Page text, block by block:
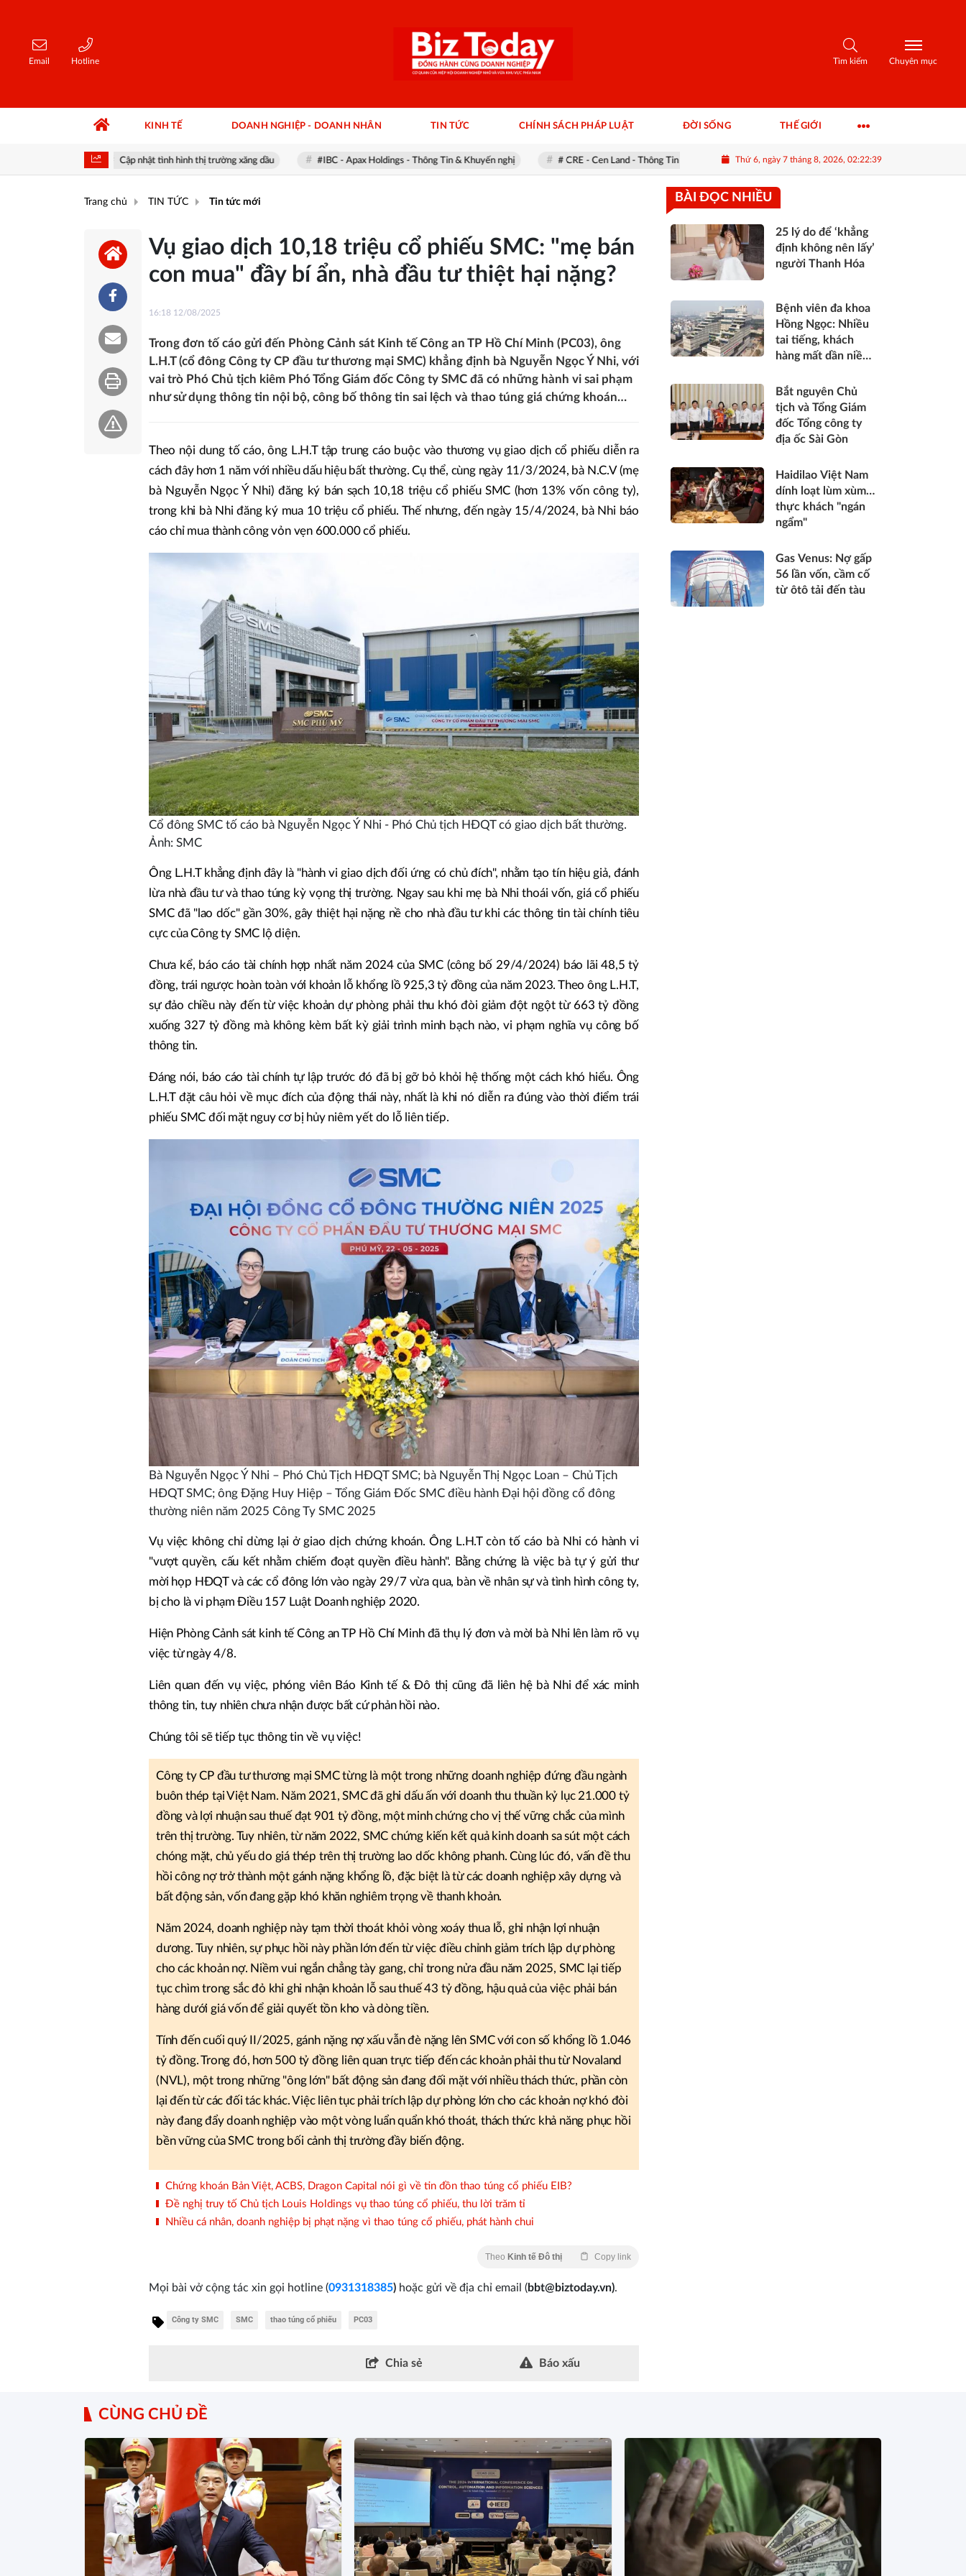
Email Hotline Tìm kiếm Chuyên mục
KINH TẾ DOANH NGHIỆP - DOANH NHÂN TIN TỨC CHÍNH SÁCH PHÁP LUẬT ĐỜI SỐNG THẾ GIỚI
Cập nhật tình hình thị trường xăng dầu #IBC - Apax Holdings - Thông Tin & Khuyến nghị # CRE - Cen Land - Thông Tin & Khuyến nghị #ROS - Thông tin FLC & khuyến nghị cổ phiếu ROS
Thứ 6, ngày 7 tháng 8, 2026, 02:22:40
Trang chủ TIN TỨC Tin tức mới
Vụ giao dịch 10,18 triệu cổ phiếu SMC: "mẹ bán
con mua" đầy bí ẩn, nhà đầu tư thiệt hại nặng?
16:18 12/08/2025
Trong đơn tố cáo gửi đến Phòng Cảnh sát Kinh tế Công an TP Hồ Chí Minh (PC03), ông
L.H.T (cổ đông Công ty CP đầu tư thương mại SMC) khẳng định bà Nguyễn Ngọc Ý Nhi, với
vai trò Phó Chủ tịch kiêm Phó Tổng Giám đốc Công ty SMC đã có những hành vi sai phạm
như sử dụng thông tin nội bộ, công bố thông tin sai lệch và thao túng giá chứng khoán…
Theo nội dung tố cáo, ông L.H.T tập trung cáo buộc vào thương vụ giao dịch cổ phiếu diễn ra
cách đây hơn 1 năm với nhiều dấu hiệu bất thường. Cụ thể, cùng ngày 11/3/2024, bà N.C.V (mẹ
bà Nguyễn Ngọc Ý Nhi) đăng ký bán sạch 10,18 triệu cổ phiếu SMC (hơn 13% vốn công ty),
trong khi bà Nhi đăng ký mua 10 triệu cổ phiếu. Thế nhưng, đến ngày 15/4/2024, bà Nhi báo
cáo chỉ mua thành công vỏn vẹn 600.000 cổ phiếu.
Cổ đông SMC tố cáo bà Nguyễn Ngọc Ý Nhi - Phó Chủ tịch HĐQT có giao dịch bất thường.
Ảnh: SMC
Ông L.H.T khẳng định đây là "hành vi giao dịch đối ứng có chủ đích", nhằm tạo tín hiệu giả, đánh
lừa nhà đầu tư và thao túng kỳ vọng thị trường. Ngay sau khi mẹ bà Nhi thoái vốn, giá cổ phiếu
SMC đã "lao dốc" gần 30%, gây thiệt hại nặng nề cho nhà đầu tư khi các thông tin tài chính tiêu
cực của Công ty SMC lộ diện.
Chưa kể, báo cáo tài chính hợp nhất năm 2024 của SMC (công bố 29/4/2024) báo lãi 48,5 tỷ
đồng, trái ngược hoàn toàn với khoản lỗ khổng lồ 925,3 tỷ đồng của năm 2023. Theo ông L.H.T,
sự đảo chiều này đến từ việc khoản dự phòng phải thu khó đòi giảm đột ngột từ 663 tỷ đồng
xuống 327 tỷ đồng mà không kèm bất kỳ giải trình minh bạch nào, vi phạm nghĩa vụ công bố
thông tin.
Đáng nói, báo cáo tài chính tự lập trước đó đã bị gỡ bỏ khỏi hệ thống một cách khó hiểu. Ông
L.H.T đặt câu hỏi về mục đích của động thái này, nhất là khi nó diễn ra đúng vào thời điểm trái
phiếu SMC đối mặt nguy cơ bị hủy niêm yết do lỗ liên tiếp.
Bà Nguyễn Ngọc Ý Nhi – Phó Chủ Tịch HĐQT SMC; bà Nguyễn Thị Ngọc Loan – Chủ Tịch
HĐQT SMC; ông Đặng Huy Hiệp – Tổng Giám Đốc SMC điều hành Đại hội đồng cổ đông
thường niên năm 2025 Công Ty SMC 2025
Vụ việc không chỉ dừng lại ở giao dịch chứng khoán. Ông L.H.T còn tố cáo bà Nhi có hành vi
"vượt quyền, cấu kết nhằm chiếm đoạt quyền điều hành". Bằng chứng là việc bà tự ý gửi thư
mời họp HĐQT và các cổ đông lớn vào ngày 29/7 vừa qua, bàn về nhân sự và tình hình công ty,
bị cho là vi phạm Điều 157 Luật Doanh nghiệp 2020.
Hiện Phòng Cảnh sát kinh tế Công an TP Hồ Chí Minh đã thụ lý đơn và mời bà Nhi lên làm rõ vụ
việc từ ngày 4/8.
Liên quan đến vụ việc, phóng viên Báo Kinh tế & Đô thị cũng đã liên hệ bà Nhi để xác minh
thông tin, tuy nhiên chưa nhận được bất cứ phản hồi nào.
Chúng tôi sẽ tiếp tục thông tin về vụ việc!
Công ty CP đầu tư thương mại SMC từng là một trong những doanh nghiệp đứng đầu ngành
buôn thép tại Việt Nam. Năm 2021, SMC đã ghi dấu ấn với doanh thu thuần kỷ lục 21.000 tỷ
đồng và lợi nhuận sau thuế đạt 901 tỷ đồng, một minh chứng cho vị thế vững chắc của mình
trên thị trường. Tuy nhiên, từ năm 2022, SMC chứng kiến kết quả kinh doanh sa sút một cách
chóng mặt, chủ yếu do giá thép trên thị trường lao dốc không phanh. Cùng lúc đó, vấn đề thu
hồi công nợ trở thành một gánh nặng khổng lồ, đặc biệt là từ các doanh nghiệp xây dựng và
bất động sản, vốn đang gặp khó khăn nghiêm trọng về thanh khoản.
Năm 2024, doanh nghiệp này tạm thời thoát khỏi vòng xoáy thua lỗ, ghi nhận lợi nhuận
dương. Tuy nhiên, sự phục hồi này phần lớn đến từ việc điều chỉnh giảm trích lập dự phòng
cho các khoản nợ. Niềm vui ngắn chẳng tày gang, chỉ trong nửa đầu năm 2025, SMC lại tiếp
tục chìm trong sắc đỏ khi ghi nhận khoản lỗ sau thuế 43 tỷ đồng, hậu quả của việc phải bán
hàng dưới giá vốn để giải quyết tồn kho và dòng tiền.
Tính đến cuối quý II/2025, gánh nặng nợ xấu vẫn đè nặng lên SMC với con số khổng lồ 1.046
tỷ đồng. Trong đó, hơn 500 tỷ đồng liên quan trực tiếp đến các khoản phải thu từ Novaland
(NVL), một trong những "ông lớn" bất động sản đang đối mặt với nhiều thách thức, phần còn
lại đến từ các đối tác khác. Việc liên tục phải trích lập dự phòng lớn cho các khoản nợ khó đòi
này đang đẩy doanh nghiệp vào một vòng luẩn quẩn khó thoát, thách thức khả năng phục hồi
bền vững của SMC trong bối cảnh thị trường đầy biến động.
Chứng khoán Bản Việt, ACBS, Dragon Capital nói gì về tin đồn thao túng cổ phiếu EIB?
Đề nghị truy tố Chủ tịch Louis Holdings vụ thao túng cổ phiếu, thu lời trăm tỉ
Nhiều cá nhân, doanh nghiệp bị phạt nặng vì thao túng cổ phiếu, phát hành chui
Theo Kinh tế Đô thị Copy link
Mọi bài vở cộng tác xin gọi hotline (0931318385) hoặc gửi về địa chỉ email (bbt@biztoday.vn).
Công ty SMC SMC thao túng cổ phiếu PC03
Chia sẻ Báo xấu
BÀI ĐỌC NHIỀU
25 lý do để ‘khẳng
định không nên lấy’
người Thanh Hóa
Bệnh viên đa khoa
Hồng Ngọc: Nhiều
tai tiếng, khách
hàng mất dần niềm
Bắt nguyên Chủ
tịch và Tổng Giám
đốc Tổng công ty
địa ốc Sài Gòn
Haidilao Việt Nam
dính loạt lùm xùm…
thực khách "ngán
ngẩm"
Gas Venus: Nợ gấp
56 lần vốn, cầm cố
từ ôtô tải đến tàu
CÙNG CHỦ ĐỀ